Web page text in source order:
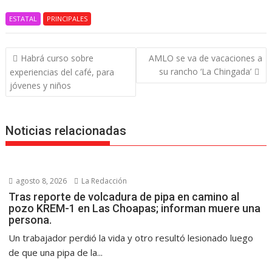
ESTATAL PRINCIPALES
Navegación
de
entradas
Habrá curso sobre
experiencias del café, para
jóvenes y niños
AMLO se va de vacaciones a
su rancho ‘La Chingada’
Noticias relacionadas
agosto 8, 2026 La Redacción
Tras reporte de volcadura de pipa en camino al
pozo KREM-1 en Las Choapas; informan muere una
persona.
Un trabajador perdió la vida y otro resultó lesionado luego
de que una pipa de la...